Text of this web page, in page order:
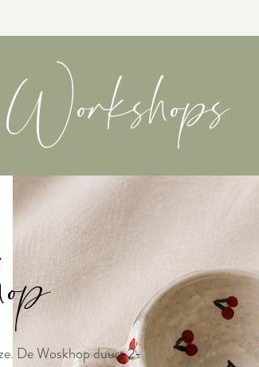
Workshops
De Woskhop duurt 2-